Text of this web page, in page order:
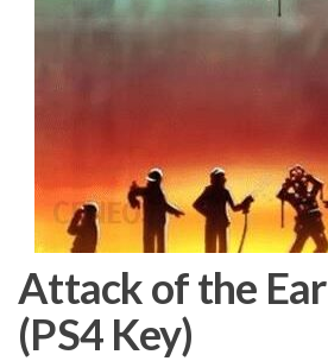
Attack of the
(PS4 Key)